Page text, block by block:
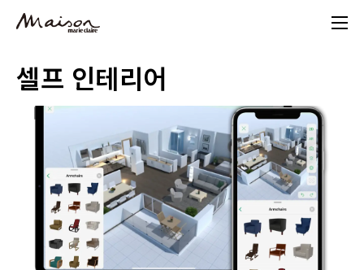
content
셀프 인테리어